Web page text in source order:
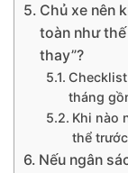
Chủ xe nên
toàn như
thay”?
tháng
Khi nào
thể
Nếu ngân